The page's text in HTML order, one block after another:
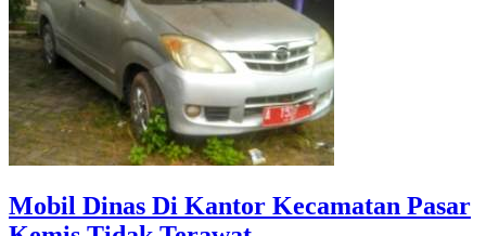
Mobil Dinas Di Kantor Kecamatan Pasar